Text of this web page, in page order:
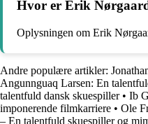
Hvor er Erik
Oplysningen om Erik
Andre populære artikler:
Angunnguaq Larsen: En
talentfuld dansk skuespiller• Ib
imponerende filmkarriere • Ole
– En talentfuld skuespiller og